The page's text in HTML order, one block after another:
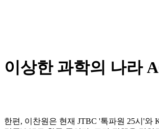
이상한 과학의 나라
한편, 이찬원은 현재 JTBC '톡파원 25시'와